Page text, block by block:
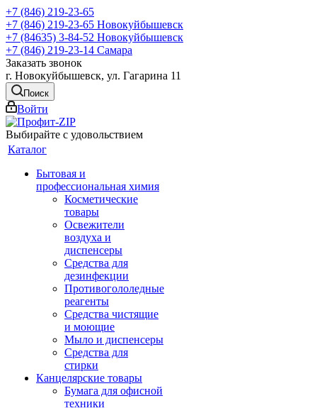
+7 (846) 219-23-65
+7 (846) 219-23-65 Новокуйбышевск
+7 (84635) 3-84-52 Новокуйбышевск
+7 (846) 219-23-14 Самара
Заказать звонок
г. Новокуйбышевск, ул. Гагарина 11
Поиск
Войти
Выбирайте с удовольствием
Каталог
Бытовая и
профессиональная химия
Косметические
товары
Освежители
воздуха и
диспенсеры
Средства для
дезинфекции
Противогололедные
реагенты
Средства чистящие
и моющие
Мыло и диспенсеры
Средства для
стирки
Канцелярские товары
Бумага для офисной
техники